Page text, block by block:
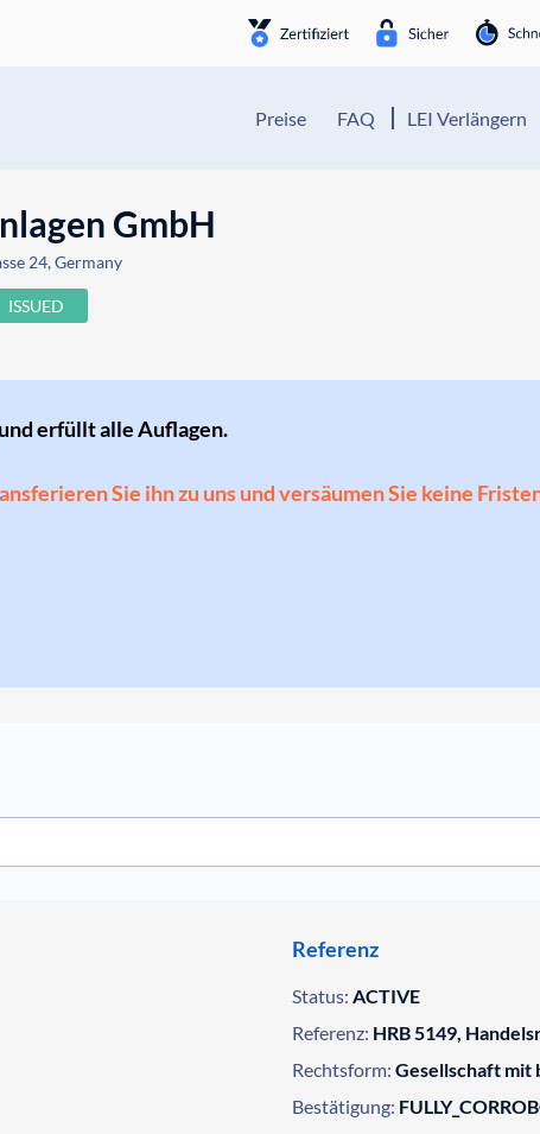
Preise FAQ LEI Verlängern
GmbH
24, Germany
ISSUED
erfüllt alle Auflagen.
Sie ihn zu uns und versäumen Sie keine
Referenz
Status: ACTIVE
Referenz: HRB 5149,
Rechtsform: Gesellschaft mit
Bestätigung: